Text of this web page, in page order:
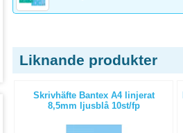
Liknande produkter
Skrivhäfte Bantex A4 linjerat
8,5mm ljusblå 10st/fp